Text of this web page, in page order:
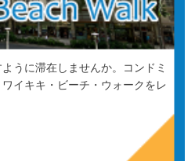
うに滞在しませんか。コンドミ
イキキ・ビーチ・ウォークをレ